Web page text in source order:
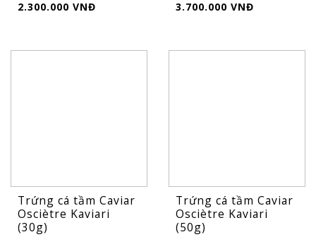
2.300.000 VNĐ 3.700.000 VNĐ
Trứng cá tầm Caviar
Osciètre Kaviari
(30g)
Trứng cá tầm Caviar
Osciètre Kaviari
(50g)